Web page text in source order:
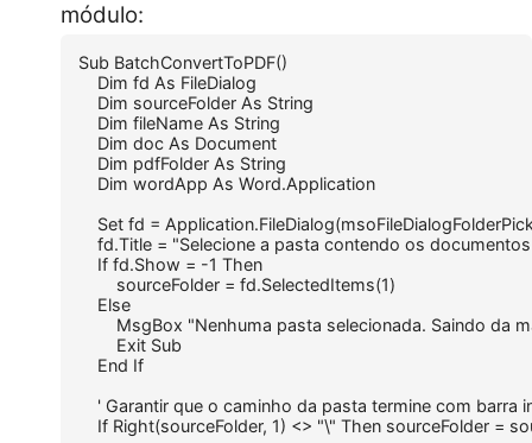
módulo:
Sub BatchConvertToPDF()
    Dim fd As FileDialog
    Dim sourceFolder As String
    Dim fileName As String
    Dim doc As Document
    Dim pdfFolder As String
    Dim wordApp As Word.Application
Set fd =
fd.Title = "Selecione a pasta contendo os
    If fd.Show = -1 Then
        sourceFolder = fd.SelectedItems(1)
    Else
MsgBox "Nenhuma pasta selecionada. Saindo da
        Exit Sub
    End If
' Garantir que o caminho da pasta termine com barra
If Right(sourceFolder, 1) <> "\" Then sourceFolder =